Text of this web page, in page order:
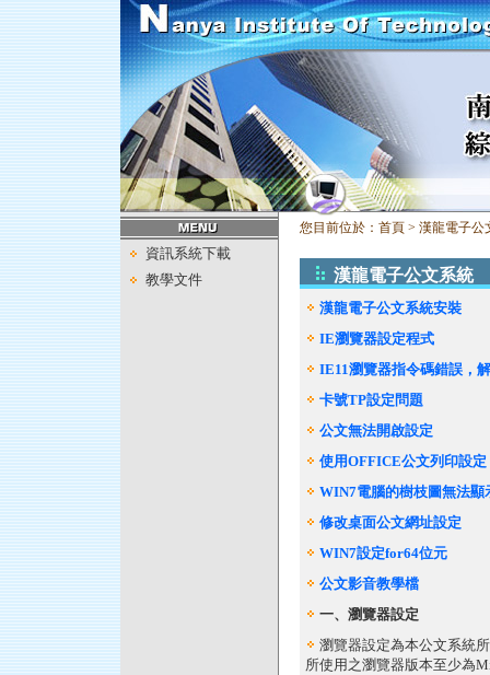
資訊系統下載
教學文件
您目前位於：首頁 > 漢龍電子公
漢龍電子公文系統
漢龍電子公文系統安裝
IE瀏覽器設定程式
IE11瀏覽器指令碼錯誤，
卡號TP設定問題
公文無法開啟設定
使用OFFICE公文列印設定
WIN7電腦的樹枝圖無法顯
修改桌面公文網址設定
WIN7設定for64位元
公文影音教學檔
一、瀏覽器設定
瀏覽器設定為本公文系統
所使用之瀏覽器版本至少為